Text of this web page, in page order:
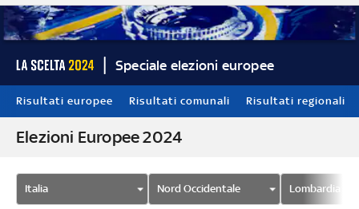
Speciale elezioni europee
Risultati europee Risultati comunali Risultati regionali
Elezioni Europee 2024
Italia Nord Occidentale Lombardia